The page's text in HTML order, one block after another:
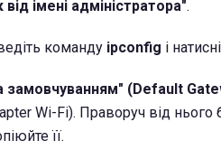
від імені адміністратора".
команду ipconfig і
(Default
Wi-Fi). Праворуч від
її.